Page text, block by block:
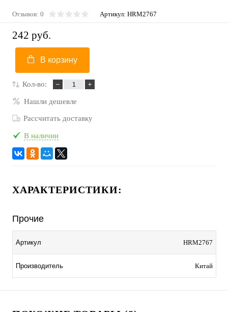
Отзывов: 0 Артикул: HRM2767
242 руб.
В корзину
Кол-во:
Нашли дешевле
Рассчитать доставку
В наличии
ХАРАКТЕРИСТИКИ:
Прочие
Артикул HRM2767
Производитель Китай